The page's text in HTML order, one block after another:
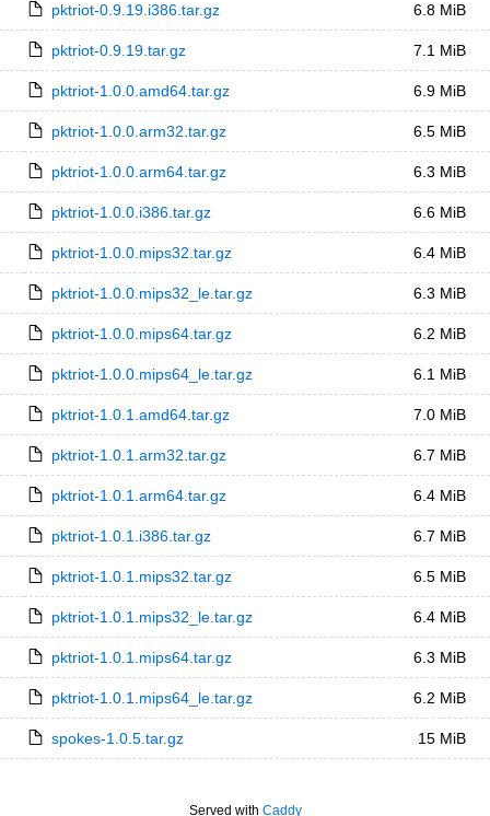
pktriot-0.9.19.i386.tar.gz 6.8 MiB
pktriot-0.9.19.tar.gz 7.1 MiB
pktriot-1.0.0.amd64.tar.gz 6.9 MiB
pktriot-1.0.0.arm32.tar.gz 6.5 MiB
pktriot-1.0.0.arm64.tar.gz 6.3 MiB
pktriot-1.0.0.i386.tar.gz 6.6 MiB
pktriot-1.0.0.mips32.tar.gz 6.4 MiB
pktriot-1.0.0.mips32_le.tar.gz 6.3 MiB
pktriot-1.0.0.mips64.tar.gz 6.2 MiB
pktriot-1.0.0.mips64_le.tar.gz 6.1 MiB
pktriot-1.0.1.amd64.tar.gz 7.0 MiB
pktriot-1.0.1.arm32.tar.gz 6.7 MiB
pktriot-1.0.1.arm64.tar.gz 6.4 MiB
pktriot-1.0.1.i386.tar.gz 6.7 MiB
pktriot-1.0.1.mips32.tar.gz 6.5 MiB
pktriot-1.0.1.mips32_le.tar.gz 6.4 MiB
pktriot-1.0.1.mips64.tar.gz 6.3 MiB
pktriot-1.0.1.mips64_le.tar.gz 6.2 MiB
spokes-1.0.5.tar.gz 15 MiB
Served with Caddy